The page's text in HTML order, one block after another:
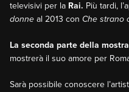
televisivi per la Rai. Più tardi,
donne al 2013 con Che strano
La seconda parte della mostra
mostrerà il suo amore per
Sarà possibile conoscere